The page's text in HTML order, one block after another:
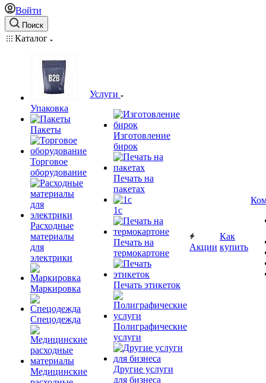
Войти
Поиск
Каталог
Упаковка
Пакеты
Торговое
оборудование
Расходные
материалы
для
электрики
Маркировка
Спецодежда
Медицинские
Услуги
Изготовление
бирок
Печать на
пакетах
1c
Печать на
термокартоне
Печать этикеток
Полиграфические
услуги
Другие услуги
для бизнеса
Акции
Как
купить